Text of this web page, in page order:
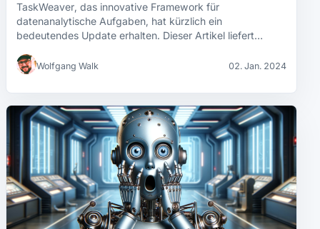
TaskWeaver, das innovative Framework für
datenanalytische Aufgaben, hat kürzlich ein
bedeutendes Update erhalten. Dieser Artikel liefert…
Wolfgang Walk 02. Jan. 2024